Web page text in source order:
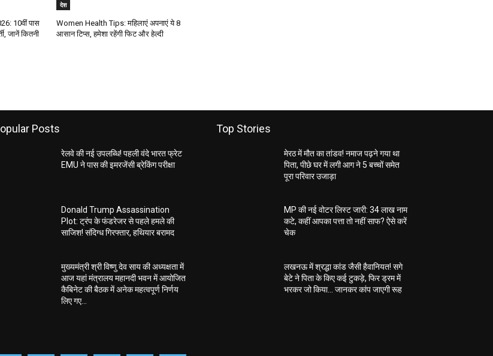
10वीं पास
जानें कितनी
देश
Women Health Tips: महिलाएं अपनाएं ये 8
आसान टिप्स, हमेशा रहेंगी फिट और हेल्दी
Posts
रेलवे की नई उपलब्धि! पहली वंदे भारत फ्रेट
EMU ने पास की इमरजेंसी ब्रेकिंग परीक्षा
Donald Trump Assassination
Plot: ट्रंप के फंडरेजर से पहले हमले की
साजिश! संदिग्ध गिरफ्तार, हथियार बरामद
मुख्यमंत्री श्री विष्णु देव साय की अध्यक्षता में
आज यहां मंत्रालय महानदी भवन में आयोजित
कैबिनेट की बैठक में अनेक महत्वपूर्ण निर्णय
लिए गए...
Top Stories
मेरठ में मौत का तांडव! नमाज पढ़ने गया था
पिता, पीछे घर में लगी आग ने 5 बच्चों समेत
पूरा परिवार उजाड़ा
MP की नई वोटर लिस्ट जारी: 34 लाख नाम
कटे, कहीं आपका पत्ता तो नहीं साफ? ऐसे करें
चेक
लखनऊ में श्रद्धा कांड जैसी हैवानियत! सगे
बेटे ने पिता के किए कई टुकड़े, फिर ड्रम में
भरकर जो किया… जानकर कांप जाएगी रूह